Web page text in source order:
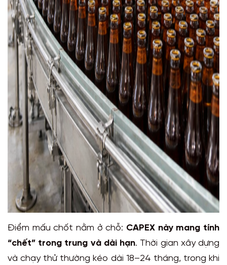
Điểm mấu chốt nằm ở chỗ: CAPEX này mang tính
“chết” trong trung và dài hạn. Thời gian xây dựng
và chạy thử thường kéo dài 18–24 tháng, trong khi